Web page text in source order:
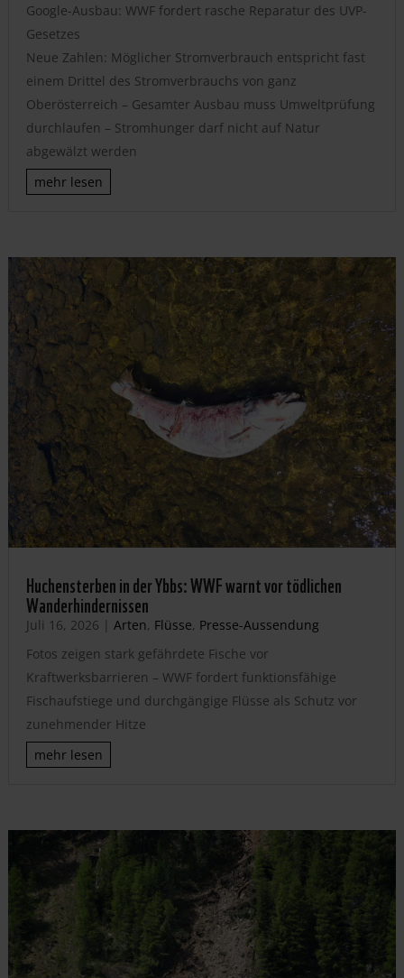
Google-Ausbau: WWF fordert rasche Reparatur des UVP-
Gesetzes
Neue Zahlen: Möglicher Stromverbrauch entspricht fast
einem Drittel des Stromverbrauchs von ganz
Oberösterreich – Gesamter Ausbau muss Umweltprüfung
durchlaufen – Stromhunger darf nicht auf Natur
abgewälzt werden
mehr lesen
Huchensterben in der Ybbs: WWF warnt vor tödlichen
Wanderhindernissen
Juli 16, 2026 | Arten, Flüsse, Presse-Aussendung
Fotos zeigen stark gefährdete Fische vor
Kraftwerksbarrieren – WWF fordert funktionsfähige
Fischaufstiege und durchgängige Flüsse als Schutz vor
zunehmender Hitze
mehr lesen